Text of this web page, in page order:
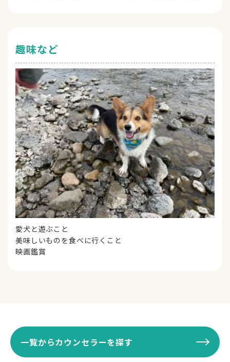
趣味など
愛犬と遊ぶこと
美味しいものを食べに行くこと
映画鑑賞
一覧からカウンセラーを探す